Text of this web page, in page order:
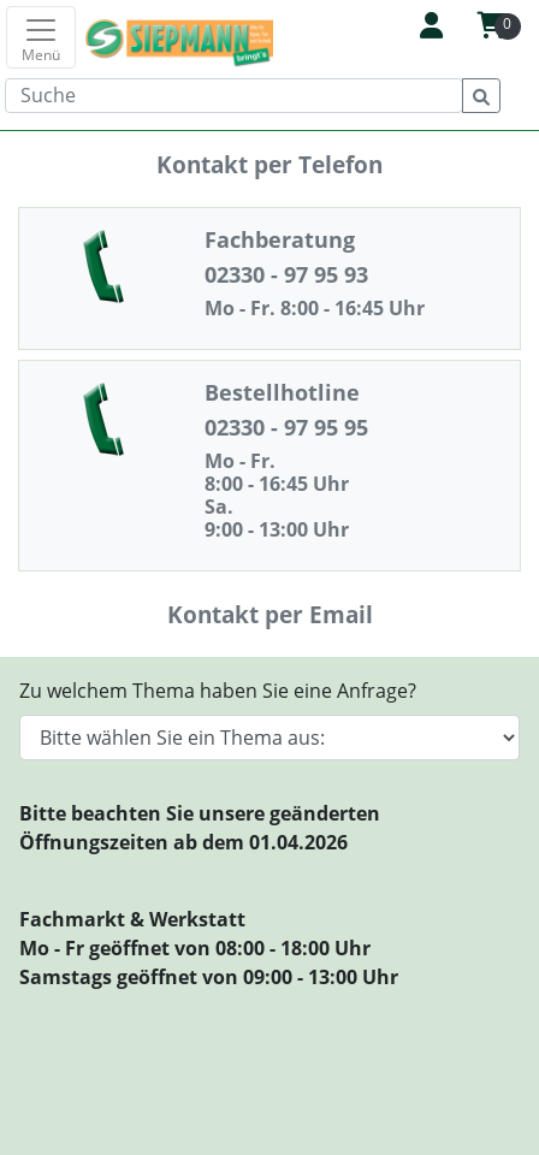
0
Menü
Kontakt per Telefon
Fachberatung
02330 - 97 95 93
Mo - Fr. 8:00 - 16:45 Uhr
Bestellhotline
02330 - 97 95 95
Mo - Fr.
8:00 - 16:45 Uhr
Sa.
9:00 - 13:00 Uhr
Kontakt per Email
Zu welchem Thema haben Sie eine Anfrage?
Bitte beachten Sie unsere geänderten
Öffnungszeiten ab dem 01.04.2026
Fachmarkt & Werkstatt
Mo - Fr geöffnet von 08:00 - 18:00 Uhr
Samstags geöffnet von 09:00 - 13:00 Uhr